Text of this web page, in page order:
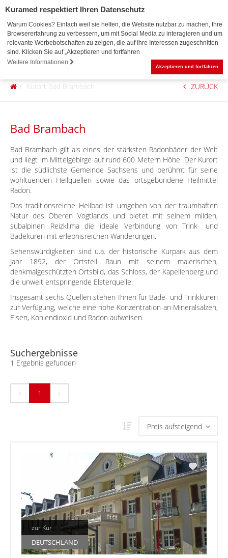
Kuramed respektiert Ihren Datenschutz
Warum Cookies? Einfach weil sie helfen, die Website nutzbar zu machen, Ihre
Browsererfahrung zu verbessern, um mit Social Media zu interagieren und um
relevante Werbebotschaften zu zeigen, die auf Ihre Interessen zugeschnitten
sind. Klicken Sie auf „Akzeptieren und fortfahren
Weitere Informationen
Akzeptieren und fortfahren
Kurort Bad Brambach ZURÜCK
Bad Brambach
Bad Brambach gilt als eines der stärksten Radonbäder der Welt
und liegt im Mittelgebirge auf rund 600 Metern Höhe. Der Kurort
ist die südlichste Gemeinde Sachsens und berühmt für seine
wohltuenden Heilquellen sowie das ortsgebundene Heilmittel
Radon.
Das traditionsreiche Heilbad ist umgeben von der traumhaften
Natur des Oberen Vogtlands und bietet mit seinem milden,
subalpinen Reizklima die ideale Verbindung von Trink- und
Badekuren mit erlebnisreichen Wanderungen.
Sehenswürdigkeiten sind u.a. der historische Kurpark aus dem
Jahr 1892, der Ortsteil Raun mit seinem malerischen,
denkmalgeschützten Ortsbild, das Schloss, der Kapellenberg und
die unweit entspringende Elsterquelle.
Insgesamt sechs Quellen stehen Ihnen für Bade- und Trinkkuren
zur Verfügung, welche eine hohe Konzentration an Mineralsalzen,
Eisen, Kohlendioxid und Radon aufweisen.
Suchergebnisse
1 Ergebnis gefunden
1
zur Kur
DEUTSCHLAND